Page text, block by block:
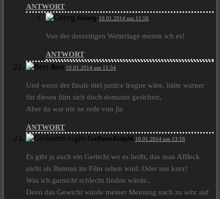
ANTWORT
Georg 10.01.2014 um 11:56
Von der derzeitigen Wetterlage meinte ich es!
ANTWORT
Bert 10.01.2014 um 11:54
Und wenn der finale titel justice league wäre, hätte warner
für diesen film sich doch domains gesichert,
Aber da war nie ne rede von jla
ANTWORT
GothamKnight 10.01.2014 um 13:18
Es gibt ja auch ein Gerücht wo es heißt, das man Affleck
nicht als Batman im Film sehen wird. Oder nur kurz!
Was ich garnicht schlecht finden würde..
Denn das Gewicht würde meiner Meinung nach zu sehr auf